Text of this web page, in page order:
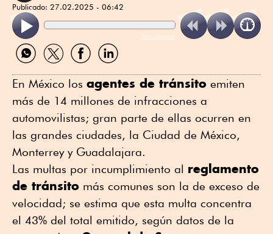
Publicado: 27.02.2025 - 06:42
ReadSpeaker
Compartir
por
Compartir
por
Compartir
por
Compartir
por
En México los agentes de tránsito emiten
más de 14 millones de infracciones a
automovilistas; gran parte de ellas ocurren en
las grandes ciudades, la Ciudad de México,
Monterrey y Guadalajara.
Las multas por incumplimiento al reglamento
de tránsito más comunes son la de exceso de
velocidad; se estima que esta multa concentra
el 43% del total emitido, según datos de la